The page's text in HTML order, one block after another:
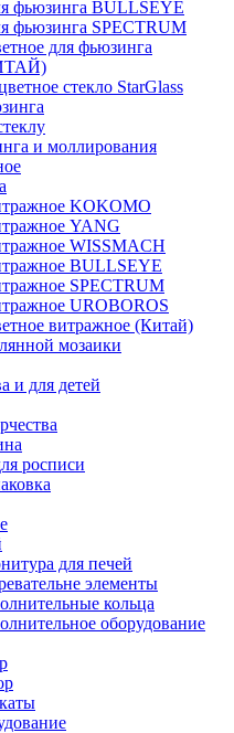
фьюзинга BULLSEYE
фьюзинга SPECTRUM
для фьюзинга
стекло StarGlass
и моллирования
KOKOMO
YANG
WISSMACH
BULLSEYE
SPECTRUM
UROBOROS
витражное (Китай)
мозаики
и для детей
росписи
для печей
элементы
кольца
оборудование